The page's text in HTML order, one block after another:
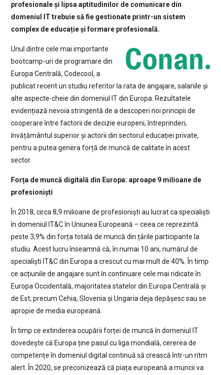
profesionale și lipsa aptitudinilor de comunicare din
domeniul IT trebuie să fie gestionate printr-un sistem
complex de educație și formare profesională.
Unul dintre cele mai importante
bootcamp-uri de programare din
Europa Centrală, Codecool, a
publicat recent un studiu referitor la rata de angajare, salariile și
alte aspecte-cheie din domeniul IT din Europa. Rezultatele
evidențiază nevoia stringentă de a descoperi noi principii de
cooperare între factorii de decizie europeni, întreprinderi,
învățământul superior și actorii din sectorul educației private,
pentru a putea genera forță de muncă de calitate în acest
sector.
Forța de muncă digitală din Europa: aproape 9 milioane de
profesioniști
În 2018, circa 8,9 milioane de profesioniști au lucrat ca specialiști
în domeniul IT&C în Uniunea Europeană – ceea ce reprezintă
peste 3,9% din forța totală de muncă din țările participante la
studiu. Acest lucru înseamnă că, în numai 10 ani, numărul de
specialiști IT&C din Europa a crescut cu mai mult de 40%. În timp
ce acțiunile de angajare sunt în continuare cele mai ridicate în
Europa Occidentală, majoritatea statelor din Europa Centrală și
de Est, precum Cehia, Slovenia și Ungaria deja depășesc sau se
apropie de media europeană.
În timp ce extinderea ocupării forței de muncă în domeniul IT
dovedește că Europa ține pasul cu liga mondială, cererea de
competențe în domeniul digital continuă să crească într-un ritm
alert. În 2020, se preconizează că piața europeană a muncii va